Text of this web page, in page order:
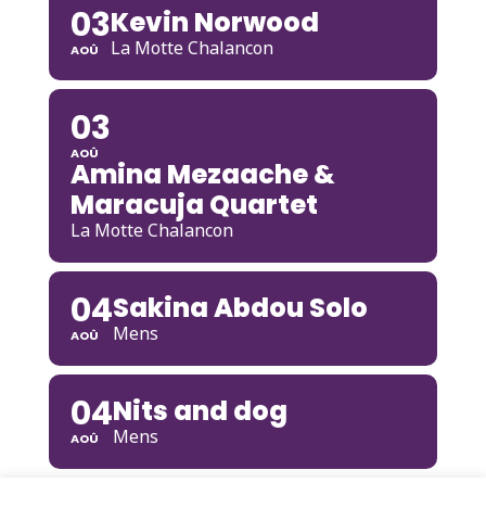
03
AOÛ
Kevin Norwood
La Motte Chalancon
03
AOÛ
Amina Mezaache &
Maracuja Quartet
La Motte Chalancon
04
AOÛ
Sakina Abdou Solo
Mens
04
AOÛ
Nits and dog
Mens